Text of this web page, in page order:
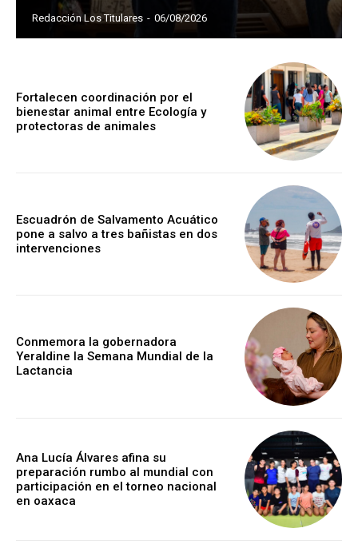
Redacción Los Titulares - 06/08/2026
Fortalecen coordinación por el
bienestar animal entre Ecología y
protectoras de animales
Escuadrón de Salvamento Acuático
pone a salvo a tres bañistas en dos
intervenciones
Conmemora la gobernadora
Yeraldine la Semana Mundial de la
Lactancia
Ana Lucía Álvares afina su
preparación rumbo al mundial con
participación en el torneo nacional
en oaxaca